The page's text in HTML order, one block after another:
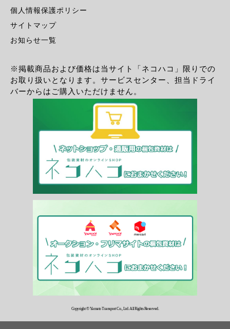
個人情報保護ポリシー
サイトマップ
お知らせ一覧
※掲載商品および価格は当サイト「ネコハコ」限りでの
お取り扱いとなります。サービスセンター、担当ドライ
バーからはご購入いただけません。
Copyright © Yamato Transport Co., Ltd. All Rights Reserved.